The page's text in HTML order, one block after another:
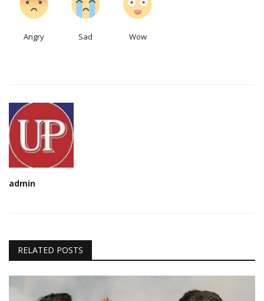
Angry Sad Wow
admin
RELATED POSTS